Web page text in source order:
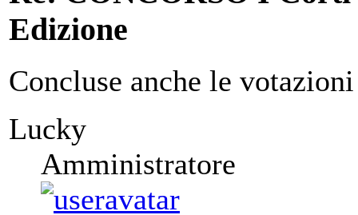
Edizione
Concluse anche le
Lucky
Amministratore